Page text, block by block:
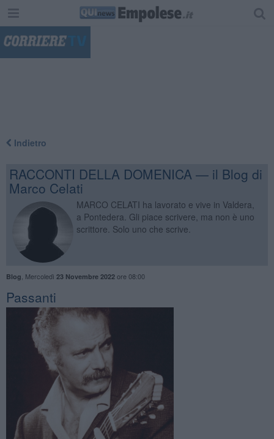
Indietro
RACCONTI DELLA DOMENICA — il Blog di
Marco Celati
MARCO CELATI ha lavorato e vive in Valdera,
a Pontedera. Gli piace scrivere, ma non è uno
scrittore. Solo uno che scrive.
Blog Mercoledì 23 Novembre 2022ore 08:00
Passanti